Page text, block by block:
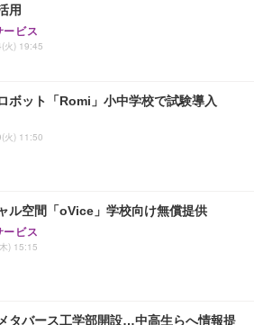
用
ービス
火) 19:45
ボット「Romi」小中学校で試験導入
火) 11:50
ル空間「oVice」学校向け無償提供
ービス
) 15:15
タバース工学部開設…中高生らへ情報提